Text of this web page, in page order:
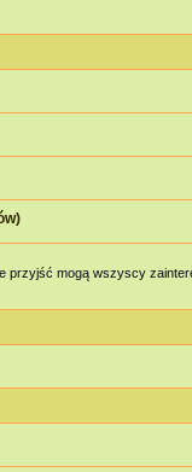
przyjść mogą wszyscy